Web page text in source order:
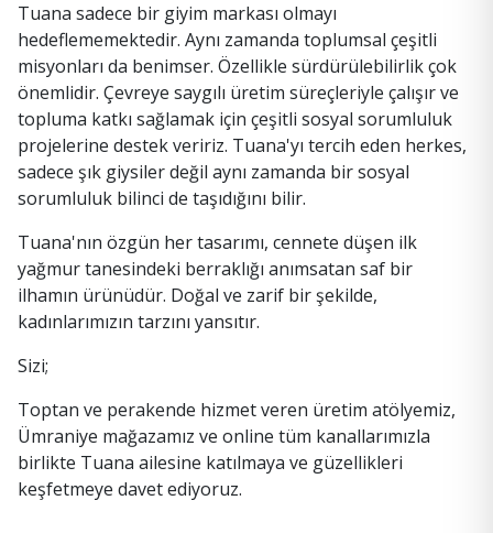
Tuana sadece bir giyim markası olmayı
hedeflememektedir. Aynı zamanda toplumsal çeşitli
misyonları da benimser. Özellikle sürdürülebilirlik çok
önemlidir. Çevreye saygılı üretim süreçleriyle çalışır ve
topluma katkı sağlamak için çeşitli sosyal sorumluluk
projelerine destek veririz. Tuana'yı tercih eden herkes,
sadece şık giysiler değil aynı zamanda bir sosyal
sorumluluk bilinci de taşıdığını bilir.
Tuana'nın özgün her tasarımı, cennete düşen ilk
yağmur tanesindeki berraklığı anımsatan saf bir
ilhamın ürünüdür. Doğal ve zarif bir şekilde,
kadınlarımızın tarzını yansıtır.
Sizi;
Toptan ve perakende hizmet veren üretim atölyemiz,
Ümraniye mağazamız ve online tüm kanallarımızla
birlikte Tuana ailesine katılmaya ve güzellikleri
keşfetmeye davet ediyoruz.